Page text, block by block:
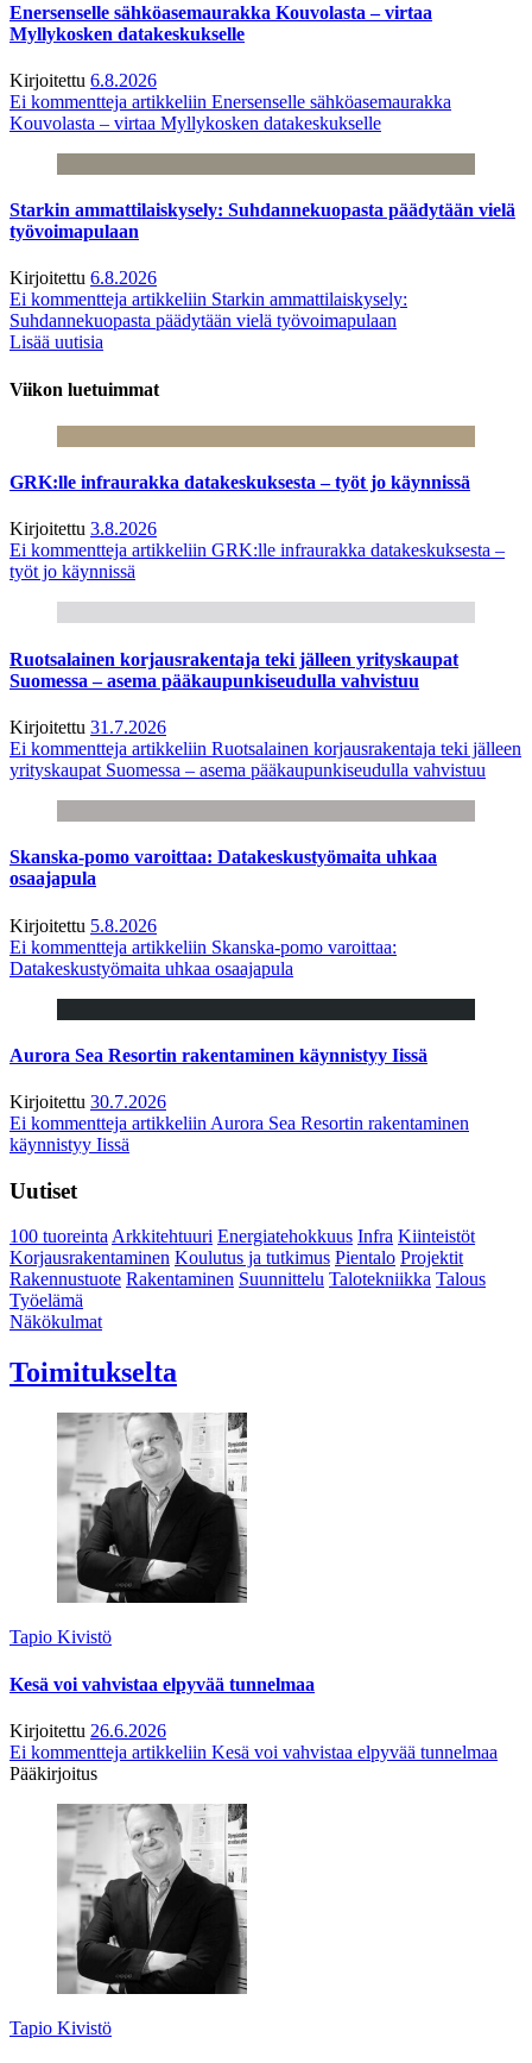
Enersenselle sähköasemaurakka Kouvolasta – virtaa
Myllykosken datakeskukselle
Kirjoitettu 6.8.2026
Ei kommentteja artikkeliin Enersenselle sähköasemaurakka
Kouvolasta – virtaa Myllykosken datakeskukselle
Starkin ammattilaiskysely: Suhdannekuopasta päädytään vielä
työvoimapulaan
Kirjoitettu 6.8.2026
Ei kommentteja artikkeliin Starkin ammattilaiskysely:
Suhdannekuopasta päädytään vielä työvoimapulaan
Lisää uutisia
Viikon luetuimmat
GRK:lle infraurakka datakeskuksesta – työt jo käynnissä
Kirjoitettu 3.8.2026
Ei kommentteja artikkeliin GRK:lle infraurakka datakeskuksesta –
työt jo käynnissä
Ruotsalainen korjausrakentaja teki jälleen yrityskaupat
Suomessa – asema pääkaupunkiseudulla vahvistuu
Kirjoitettu 31.7.2026
Ei kommentteja artikkeliin Ruotsalainen korjausrakentaja teki jälleen
yrityskaupat Suomessa – asema pääkaupunkiseudulla vahvistuu
Skanska-pomo varoittaa: Datakeskustyömaita uhkaa
osaajapula
Kirjoitettu 5.8.2026
Ei kommentteja artikkeliin Skanska-pomo varoittaa:
Datakeskustyömaita uhkaa osaajapula
Aurora Sea Resortin rakentaminen käynnistyy Iissä
Kirjoitettu 30.7.2026
Ei kommentteja artikkeliin Aurora Sea Resortin rakentaminen
käynnistyy Iissä
Uutiset
100 tuoreintaArkkitehtuuri Energiatehokkuus Infra Kiinteistöt
Korjausrakentaminen Koulutus ja tutkimus Pientalo Projektit
Rakennustuote Rakentaminen Suunnittelu Talotekniikka Talous
Työelämä
Näkökulmat
Toimitukselta
Tapio Kivistö
Kesä voi vahvistaa elpyvää tunnelmaa
Kirjoitettu 26.6.2026
Ei kommentteja artikkeliin Kesä voi vahvistaa elpyvää tunnelmaa
Pääkirjoitus
Tapio Kivistö